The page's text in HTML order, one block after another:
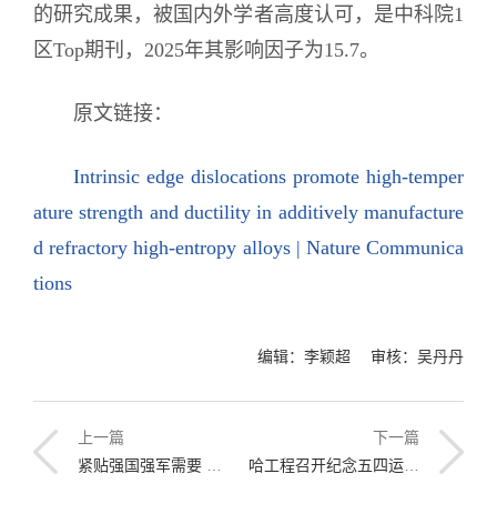
的研究成果，被国内外学者高度认可，是中科院1
区Top期刊，2025年其影响因子为15.7。
原文链接：
Intrinsic edge dislocations promote high-temper
ature strength and ductility in additively manufacture
d refractory high-entropy alloys | Nature Communica
tions
编辑：李颖超 审核：吴丹丹
上一篇
紧贴强国强军需要 哈工程成立钱学森学院
下一篇
哈工程召开纪念五四运动107周年表彰大会暨青春报告会